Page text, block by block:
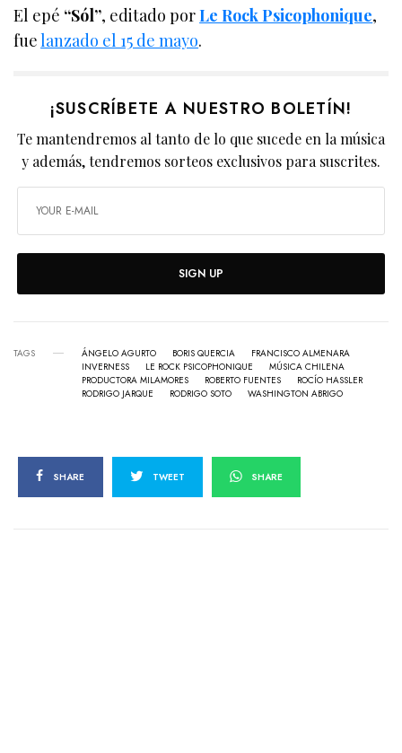
El epé “Sól”, editado porLe Rock Psicophonique,
fuelanzado el 15 de mayo.
¡SUSCRÍBETE A NUESTRO BOLETÍN!
Te mantendremos al tanto de lo que sucede en la música
y además, tendremos sorteos exclusivos para suscrites.
SIGN UP
TAGS ÁNGELO AGURTO BORIS QUERCIA
FRANCISCO ALMENARA
INVERNESS
LE ROCK PSICOPHONIQUE
MÚSICA CHILENA
PRODUCTORA MILAMORES
ROBERTO FUENTES
ROCÍO HASSLER
RODRIGO JARQUE
RODRIGO SOTO WASHINGTON ABRIGO
SHARE TWEET SHARE